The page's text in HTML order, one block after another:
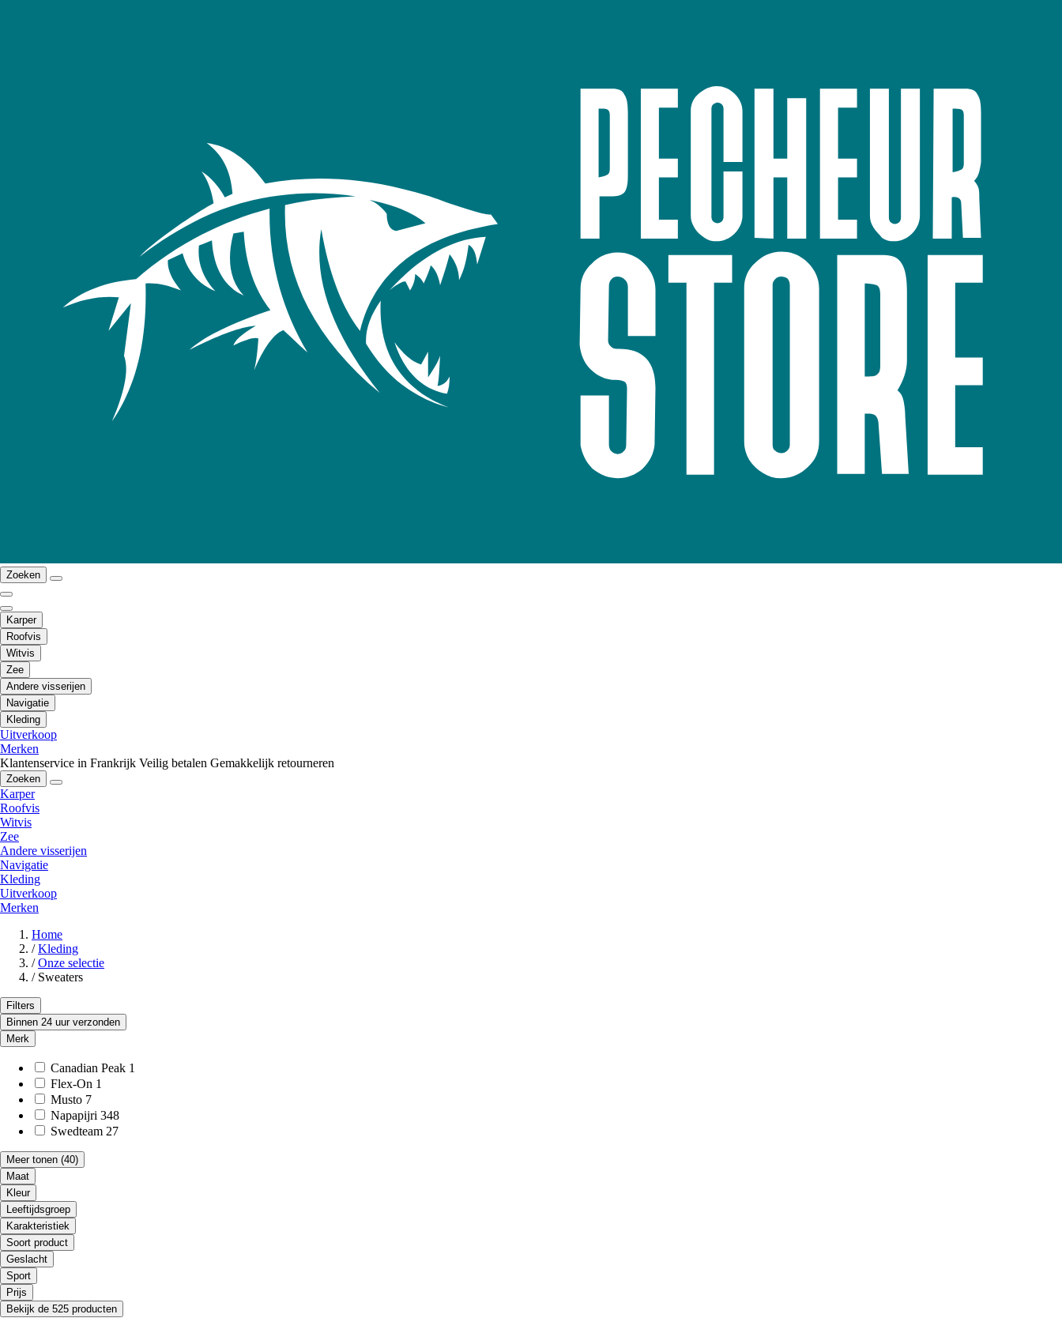
Zoeken
Karper
Roofvis
Witvis
Zee
Andere visserijen
Navigatie
Kleding
Uitverkoop
Merken
Klantenservice in Frankrijk Veilig betalen Gemakkelijk retourneren
Zoeken
Karper
Roofvis
Witvis
Zee
Andere visserijen
Navigatie
Kleding
Uitverkoop
Merken
Home
/ Kleding
/ Onze selectie
/ Sweaters
Filters
Binnen 24 uur verzonden
Merk
Canadian Peak 1
Flex-On 1
Musto 7
Napapijri 348
Swedteam 27
Meer tonen (40)
Maat
Kleur
Leeftijdsgroep
Karakteristiek
Soort product
Geslacht
Sport
Prijs
Bekijk de 525 producten